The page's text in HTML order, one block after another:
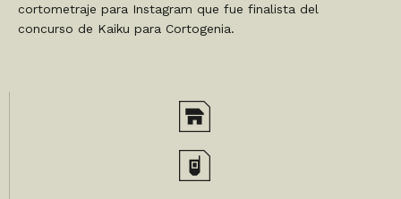
cortometraje para Instagram que fue finalista del
concurso de Kaiku para Cortogenia.